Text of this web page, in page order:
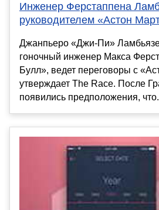
Инженер Ферстаппена
руководителем «Астон
Джанпьеро «Джи-Пи»
гоночный инженер Макса
Булл», ведет переговоры с
утверждает The Race. После
появились предположения,